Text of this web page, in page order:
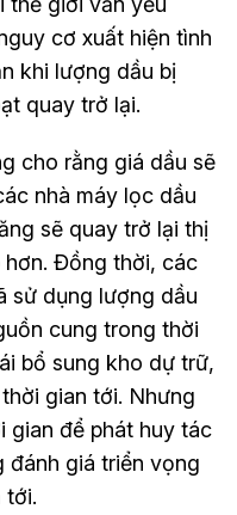
cơ xuất hiện tình
khi lượng dầu bị
quay trở lại.
cho rằng giá dầu sẽ
nhà máy lọc dầu
sẽ quay trở lại thị
hơn. Đồng thời, các
sử dụng lượng dầu
cung trong thời
bổ sung kho dự trữ,
gian tới. Nhưng
gian để phát huy tác
đánh giá triển vọng
tới.